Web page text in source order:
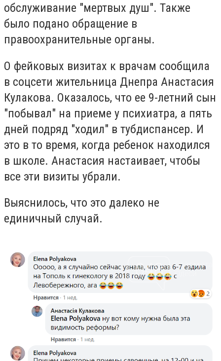
обслуживание "мертвых душ". Также
было подано обращение в
правоохранительные органы.
О фейковых визитах к врачам сообщила
в соцсети жительница Днепра Анастасия
Кулакова. Оказалось, что ее 9-летний сын
"побывал" на приеме у психиатра, а пять
дней подряд "ходил" в тубдиспансер. И
это в то время, когда ребенок находился
в школе. Анастасия настаивает, чтобы
все эти визиты убрали.
Выяснилось, что это далеко не
единичный случай.